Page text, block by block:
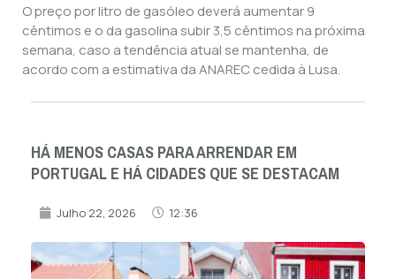
O preço por litro de gasóleo deverá aumentar 9
cêntimos e o da gasolina subir 3,5 cêntimos na próxima
semana, caso a tendência atual se mantenha, de
acordo com a estimativa da ANAREC cedida à Lusa.
HÁ MENOS CASAS PARA ARRENDAR EM
PORTUGAL E HÁ CIDADES QUE SE DESTACAM
Julho 22, 2026 12:36